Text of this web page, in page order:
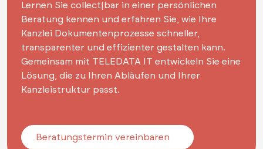
Lernen Sie collect|bar in einer persönlichen
Beratung kennen und erfahren Sie, wie Ihre
Kanzlei Dokumentenprozesse schneller,
transparenter und effizienter gestalten kann.
Gemeinsam mit TELEDATA IT entwickeln Sie eine
Lösung, die zu Ihren Abläufen und Ihrer
Kanzleistruktur passt.
Beratungstermin vereinbaren